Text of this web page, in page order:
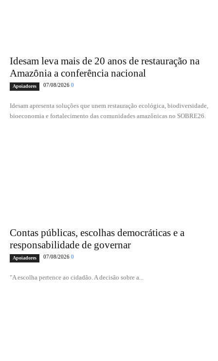
Idesam leva mais de 20 anos de restauração na
Amazônia a conferência nacional
Apoiadores 07/08/2026 0
Idesam apresenta soluções que unem restauração ecológica, biodiversidade,
bioeconomia e fortalecimento das comunidades amazônicas no SOBRE26.
Contas públicas, escolhas democráticas e a
responsabilidade de governar
Apoiadores 07/08/2026 0
"A escolha pertence ao cidadão. A decisão sobre a...